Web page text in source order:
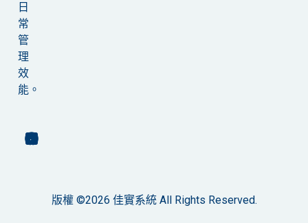
日
常
管
理
效
能。
版權 ©2026 佳實系統 All Rights Reserved.